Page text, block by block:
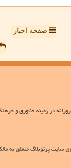
صفحه اخبار
در زمینه فناوری و